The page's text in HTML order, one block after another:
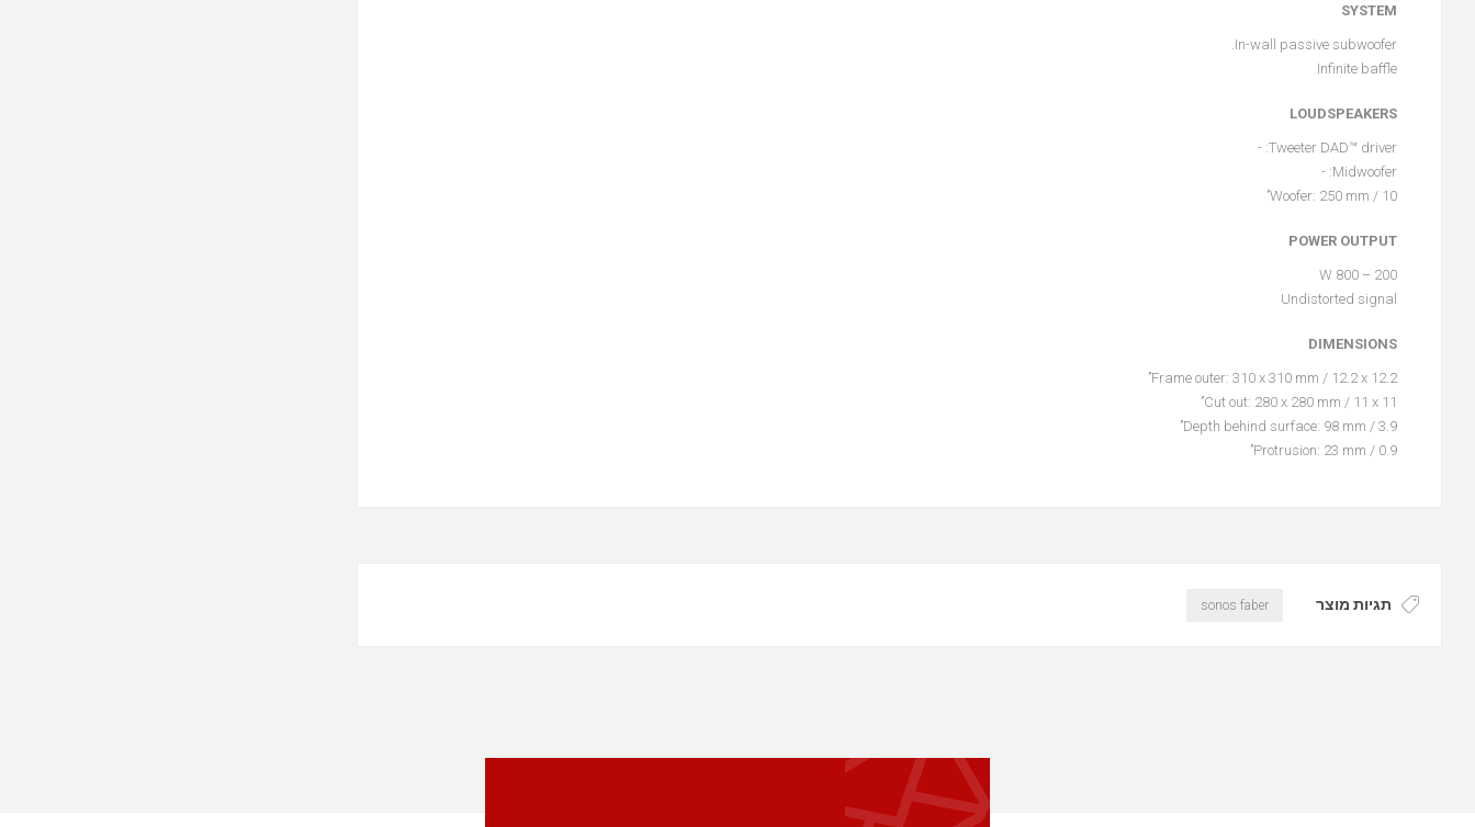
SYSTEM
In-wall passive subwoofer.
Infinite baffle
LOUDSPEAKERS
Tweeter DAD™ driver: -
Midwoofer: -
Woofer: 250 mm / 10’’
POWER OUTPUT
200 – 800 W
Undistorted signal
DIMENSIONS
Frame outer: 310 x 310 mm / 12.2 x 12.2’’
Cut out: 280 x 280 mm / 11 x 11’’
Depth behind surface: 98 mm / 3.9’’
Protrusion: 23 mm / 0.9’’
תגיות מוצר sonos faber